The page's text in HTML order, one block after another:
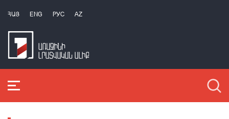
ՀԱՅ ENG РУС AZ